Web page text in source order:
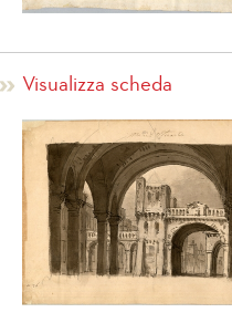
Visualizza scheda